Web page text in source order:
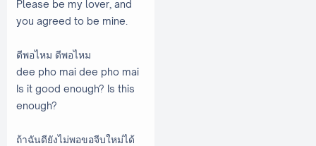
Please be my lover, and
you agreed to be mine.
ดีพอไหม ดีพอไหม
dee pho mai dee pho mai
Is it good enough? Is this
enough?
ถ้าฉันดียังไม่พอขอจีบใหม่ได้